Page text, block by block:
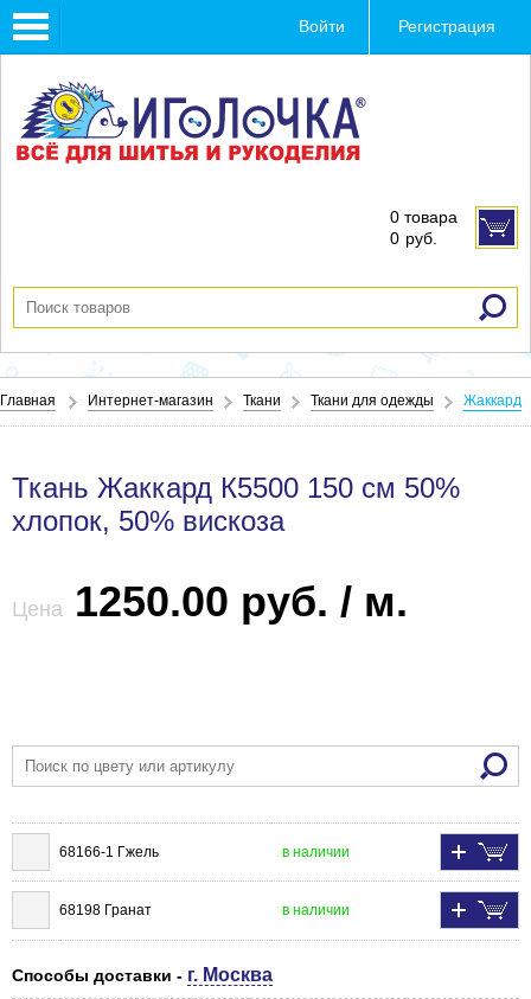
Toggle
navigation
Войти Регистрация
0 товара
0 руб.
Главная Интернет-магазин Ткани Ткани для одежды Жаккард
Ткань Жаккард К5500 150 см 50%
хлопок, 50% вискоза
Цена 1250.00 руб. / м.
68166-1 Гжель в наличии
68198 Гранат в наличии
Способы доставки - г. Москва